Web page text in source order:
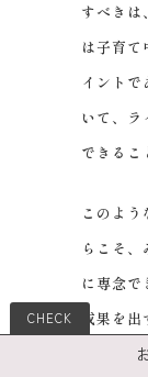
すべきは
は子育
イント
いて、ラ
できるこ
このよ
らこそ
に専念
成果を
として